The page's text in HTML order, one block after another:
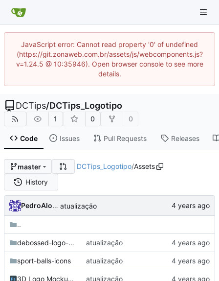
JavaScript error: Cannot read property '0' of undefined
(https://git.zonaweb.com.br/assets/js/webcomponents.js?
v=1.24.5 @ 10:35946). Open browser console to see more
details.
DCTips/DCTips_Logotipo
1 0 0
Code Issues Pull Requests Releases
master DCTips_Logotipo/Assets
History
PedroAlonso atualização
..
debossed-logo-mockup-white-paper atualização
sport-balls-icons atualização
3D Logo Mockup E.psd atualização